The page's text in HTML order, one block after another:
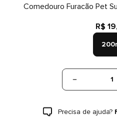
Comedouro Furacão Pet
R$
1
Precisa de ajuda?